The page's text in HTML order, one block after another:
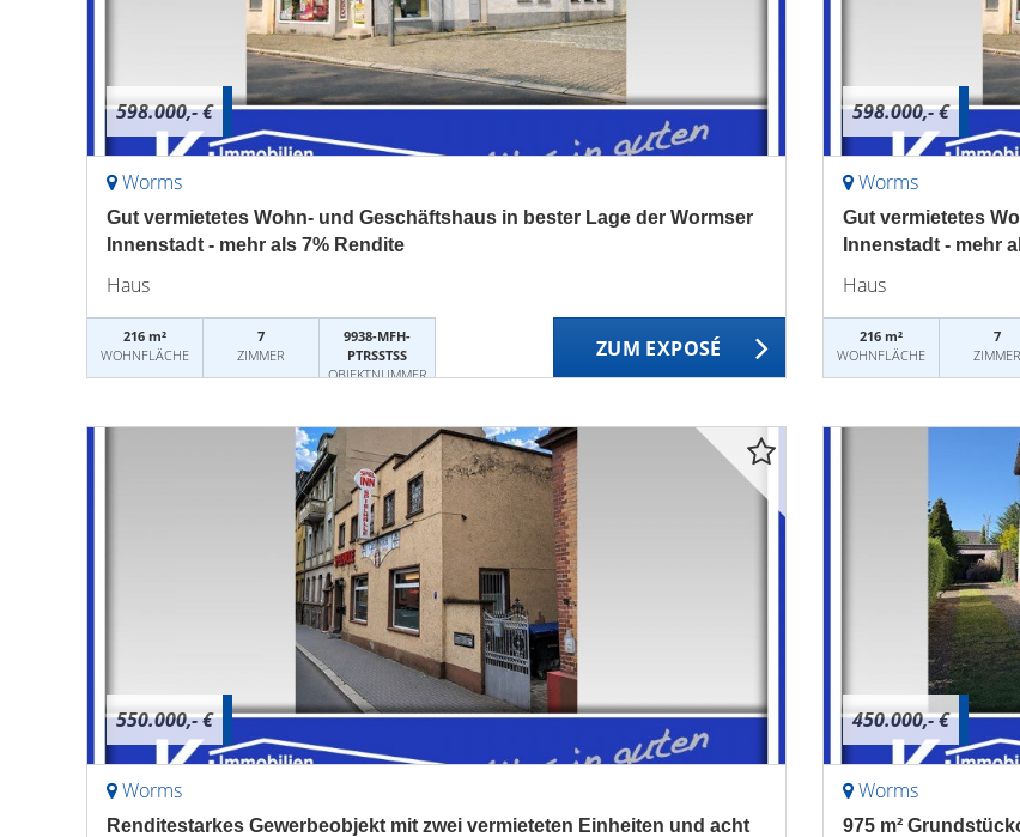
598.000,- €
Worms
Gut vermietetes Wohn- und Geschäftshaus in bester Lage der Wormser
Innenstadt - mehr als 7% Rendite
Haus
216 m²
WOHNFLÄCHE
7
ZIMMER
9938-MFH-
PTRSSTSS
OBJEKTNUMMER
ZUM EXPOSÉ
598.000,- €
Worms
Gut vermietetes
Innenstadt - mehr
Haus
216 m²
WOHNFLÄCHE
7
ZIMMER
550.000,- €
Worms
Renditestarkes Gewerbeobjekt mit zwei vermieteten Einheiten und acht
450.000,- €
Worms
975 m²